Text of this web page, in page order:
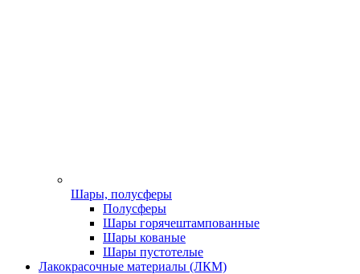
Шары, полусферы
Полусферы
Шары горячештампованные
Шары кованые
Шары пустотелые
Лакокрасочные материалы (ЛКМ)